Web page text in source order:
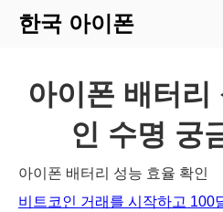
한국 아이폰
아이폰 배터리
인 수명 궁
아이폰 배터리 성능 효율 확인
비트코인 거래를 시작하고 100